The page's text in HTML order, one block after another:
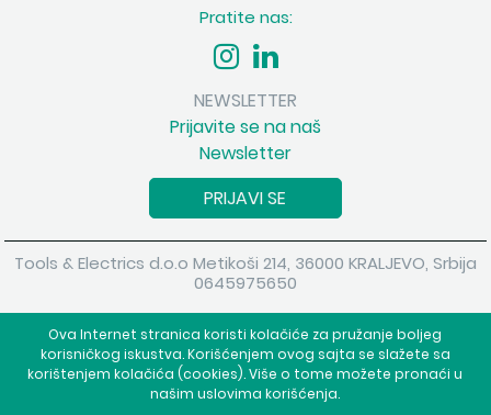
Ova Internet stranica koristi kolačiće za pružanje boljeg
korisničkog iskustva. Korišćenjem ovog sajta se slažete sa
korištenjem kolačića (cookies). Više o tome možete pronaći u
našim uslovima korišćenja.
Pratite nas:
NEWSLETTER
Prijavite se na naš
Newsletter
PRIJAVI SE
Tools & Electrics d.o.o Metikoši 214, 36000 KRALJEVO, Srbija
0645975650
Powered byshopen.com